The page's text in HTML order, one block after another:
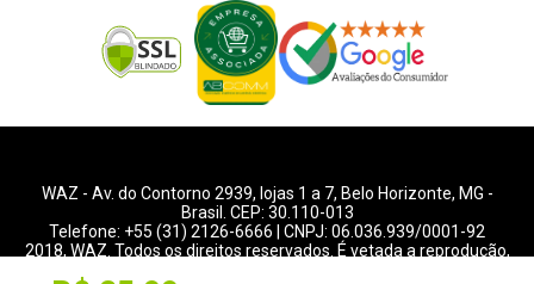
WAZ - Av. do Contorno 2939, lojas 1 a 7, Belo Horizonte, MG -
Brasil. CEP: 30.110-013
Telefone: +55 (31) 2126-6666 | CNPJ: 06.036.939/0001-92
2018, WAZ. Todos os direitos reservados. É vetada a reprodução,